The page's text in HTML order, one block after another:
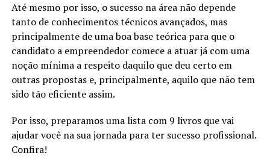
Até mesmo por isso, o sucesso na área não depende
tanto de conhecimentos técnicos avançados, mas
principalmente de uma boa base teórica para que o
candidato a empreendedor comece a atuar já com uma
noção mínima a respeito daquilo que deu certo em
outras propostas e, principalmente, aquilo que não tem
sido tão eficiente assim.
Por isso, preparamos uma lista com 9 livros que vai
ajudar você na sua jornada para ter sucesso profissional.
Confira!